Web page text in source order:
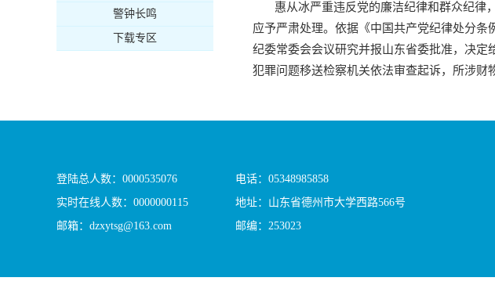
警钟长鸣
下载专区
惠从冰严重违反党的廉洁纪律和群众纪律，
应予严肃处理。依据《中国共产党纪律处分
纪委常委会会议研究并报山东省委批准，决
犯罪问题移送检察机关依法审查起诉，所涉财
登陆总人数： 0000535076
实时在线人数： 0000000115
邮箱：dzxytsg@163.com
电话：05348985858
地址：山东省德州市大学西路566号
邮编：253023